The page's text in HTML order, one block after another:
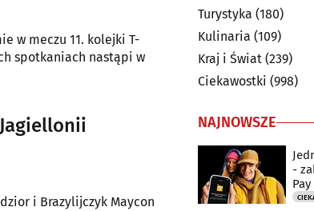
w meczu 11. kolejki T-
spotkaniach nastąpi w
i Brazylijczyk Maycon
Turystyka (180)
Kulinaria (109)
Kraj i Świat (239)
Ciekawostki (998)
NAJNOWSZE
-
Pay